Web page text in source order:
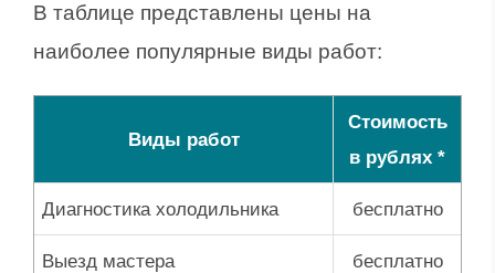
В таблице представлены цены на
наиболее популярные виды работ:
Виды работ
Стоимость
в рублях *
Диагностика холодильника бесплатно
Выезд мастера бесплатно